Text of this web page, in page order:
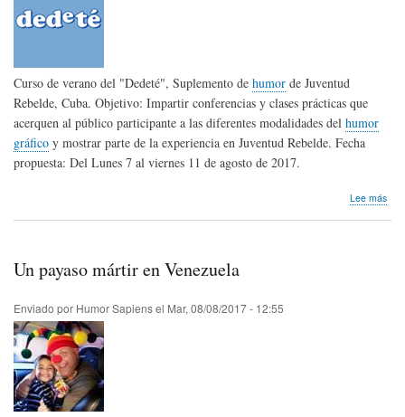
Curso de verano del "Dedeté", Suplemento de humor de Juventud
Rebelde, Cuba. Objetivo: Impartir conferencias y clases prácticas que
acerquen al público participante a las diferentes modalidades del humor
gráfico y mostrar parte de la experiencia en Juventud Rebelde. Fecha
propuesta: Del Lunes 7 al viernes 11 de agosto de 2017.
Lee más
Un payaso mártir en Venezuela
Enviado por Humor Sapiensel Mar, 08/08/2017 - 12:55